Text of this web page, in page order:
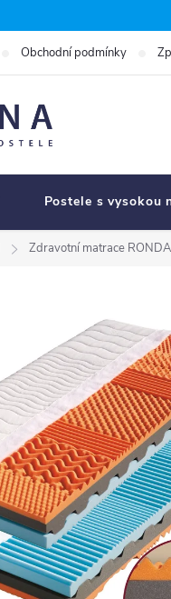
Obchodní podmínky
Postele s vysokou
Zdravotní matrace